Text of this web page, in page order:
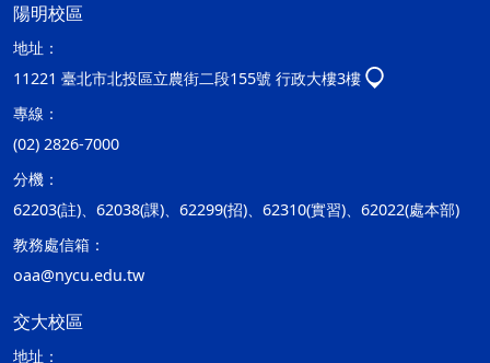
陽明校區
地址：
11221 臺北市北投區立農街二段155號 行政大樓3樓
專線：
(02) 2826-7000
分機：
62203(註)、62038(課)、62299(招)、62310(實習)、62022(處本部)
教務處信箱：
oaa@nycu.edu.tw
交大校區
地址：